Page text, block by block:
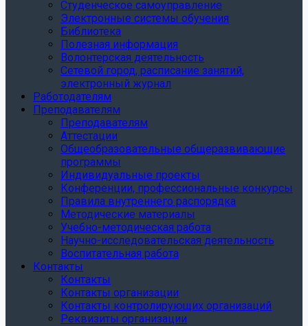
Студенческое самоуправление
Электронные системы обучения
Библиотека
Полезная информация
Волонтерская деятельность
Сетевой город, расписание занятий,
электронный журнал
Работодателям
Преподавателям
Преподавателям
Аттестации
Общеобразовательные общеразвивающие
программы
Индивидуальные проекты
Конференции, профессиональные конкурсы
Правила внутреннего распорядка
Методические материалы
Учебно-методическая работа
Научно-исследовательская деятельность
Воспитательная работа
Контакты
Контакты
Контакты организации
Контакты контролирующих организаций
Реквизиты организации